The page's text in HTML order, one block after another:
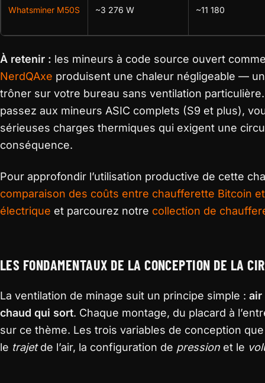
Whatsminer M50S ~3 276 W ~11 180
À retenir : les mineurs à code source ouvert
NerdQAxe produisent une chaleur négligeable —
trôner sur votre bureau sans ventilation
passez aux mineurs ASIC complets (S9 et plus),
sérieuses charges thermiques qui exigent une
conséquence.
Pour approfondir l’utilisation productive de cette
comparaison des coûts entre chaufferette Bitcoin
électrique et parcourez notre collection de
LES FONDAMENTAUX DE LA CONCEPTION DE LA
La ventilation de minage suit un principe simple : air
chaud qui sort. Chaque montage, du placard à
sur ce thème. Les trois variables de conception
le trajetde l’air, la configuration de pression et le